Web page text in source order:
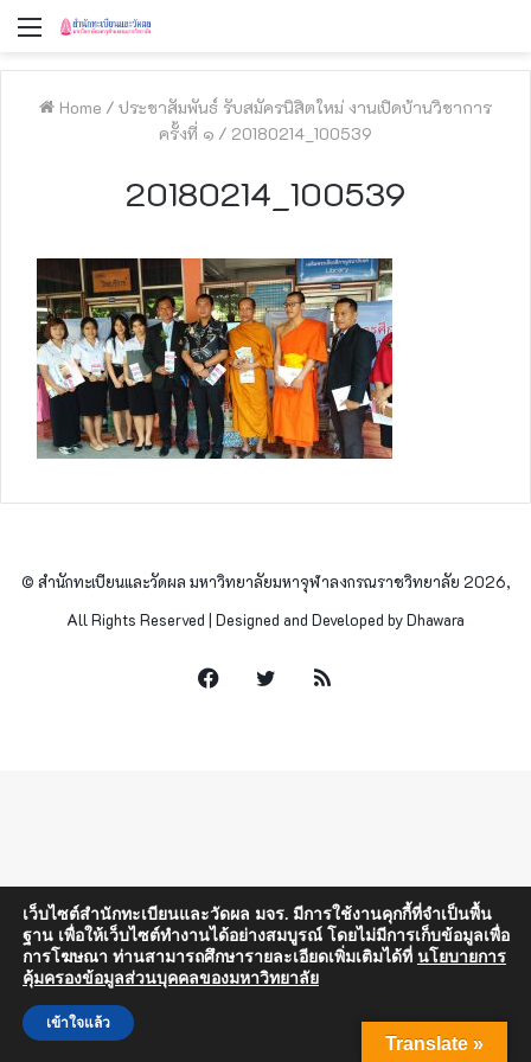
Menu
Home / ประชาสัมพันธ์ รับสมัครนิสิตใหม่ งานเปิดบ้านวิชาการ
ครั้งที่ ๑ / 20180214_100539
20180214_100539
© สำนักทะเบียนและวัดผล มหาวิทยาลัยมหาจุฬาลงกรณราชวิทยาลัย 2026,
All Rights Reserved | Designed and Developed by Dhawara
FacebookTwitter
Translate »
เว็บไซต์สำนักทะเบียนและวัดผล มจร. มีการใช้งานคุกกี้ที่จำเป็นพื้น
ฐาน เพื่อให้เว็บไซต์ทำงานได้อย่างสมบูรณ์ โดยไม่มีการเก็บข้อมูลเพื่อ
การโฆษณา ท่านสามารถศึกษารายละเอียดเพิ่มเติมได้ที่ นโยบายการ
คุ้มครองข้อมูลส่วนบุคคลของมหาวิทยาลัย
เข้าใจแล้ว